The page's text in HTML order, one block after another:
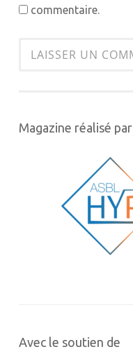
commentaire.
Magazine réalisé par
Avec le soutien de